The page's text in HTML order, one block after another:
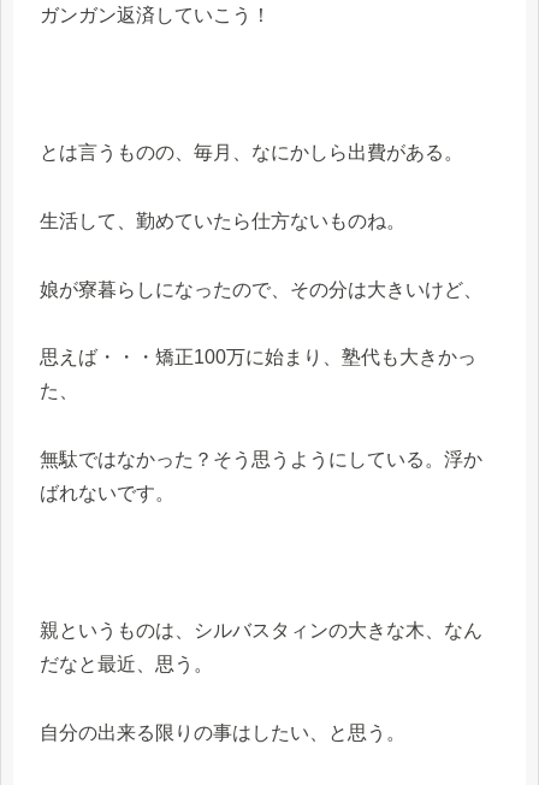
ガンガン返済していこう！
とは言うものの、毎月、なにかしら出費がある。
生活して、勤めていたら仕方ないものね。
娘が寮暮らしになったので、その分は大きいけど、
思えば・・・矯正100万に始まり、塾代も大きかっ
た、
無駄ではなかった？そう思うようにしている。浮か
ばれないです。
親というものは、シルバスタィンの大きな木、なん
だなと最近、思う。
自分の出来る限りの事はしたい、と思う。